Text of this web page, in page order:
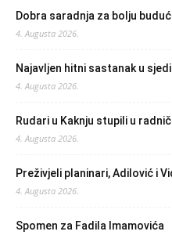
Dobra saradnja za bolju
4. Augusta 2026.
Najavljen hitni sastanak u
4. Augusta 2026.
Rudari u Kaknju stupili u
4. Augusta 2026.
Preživjeli planinari, Adilović i
4. Augusta 2026.
Spomen za Fadila Imamovića